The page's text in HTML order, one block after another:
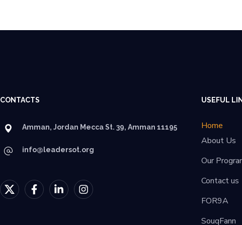
CONTACTS
Amman, Jordan Mecca St. 39, Amman 11195
info@leadersot.org
USEFUL
Home
About Us
Our
Contact us
FOR9A
SouqFann